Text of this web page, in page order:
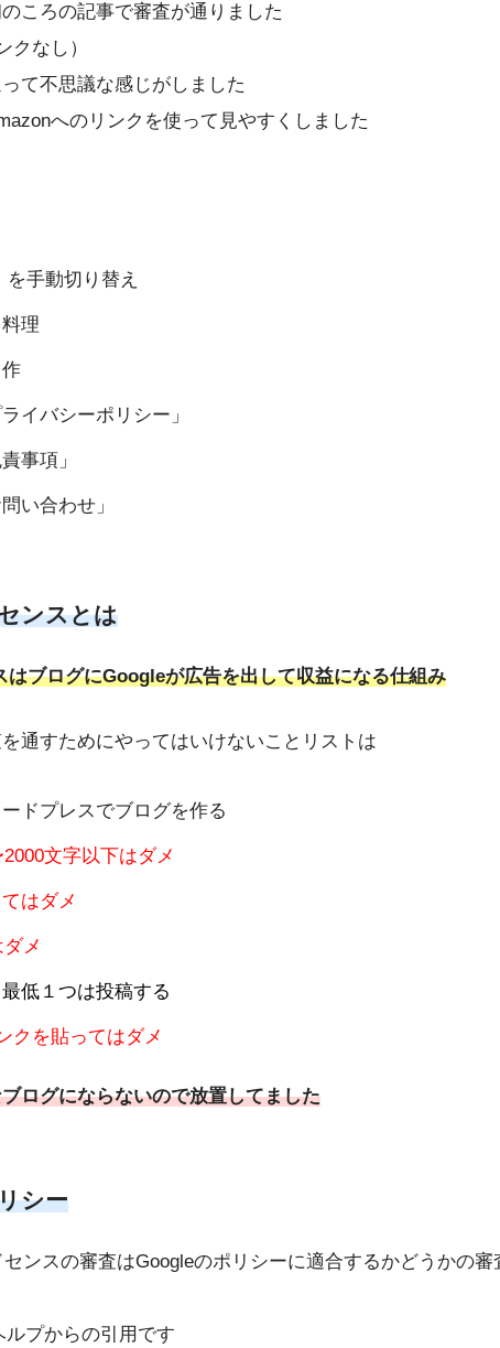
ころの記事で審査が通りました
クなし）
て不思議な感じがしました
へのリンクを使って見やすくしました
手動切り替え
理
イバシーポリシー」
事項」
い合わせ」
ンスとは
はブログにGoogleが広告を出して収益になる仕組み
通すためにやってはいけないことリストは
ドプレスでブログを作る
文字以下はダメ
はダメ
メ
低１つは投稿する
クを貼ってはダメ
ログにならないので放置してました
シー
ンスの審査はGoogleのポリシーに適合するかどうかの審
ルプからの引用です